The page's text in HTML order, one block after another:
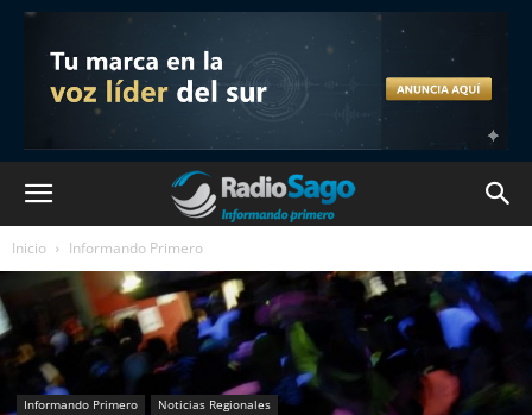
Inicio Informando Primero
Informando Primero Noticias Regionales